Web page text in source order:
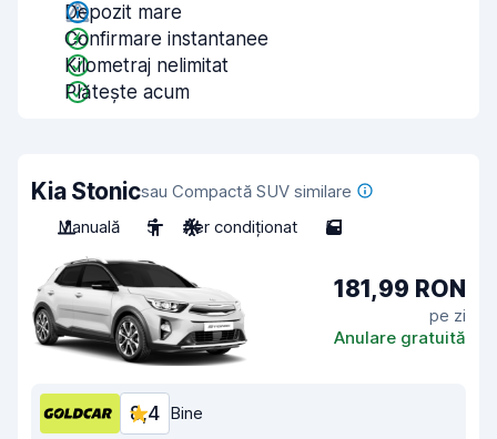
Depozit mare
Confirmare instantanee
Kilometraj nelimitat
Plătește acum
Kia Stonicsau Compactă SUV similare
Manuală
5 Aer condiționat 5
181,99 RON
pe zi
Anulare gratuită
8,4 Bine